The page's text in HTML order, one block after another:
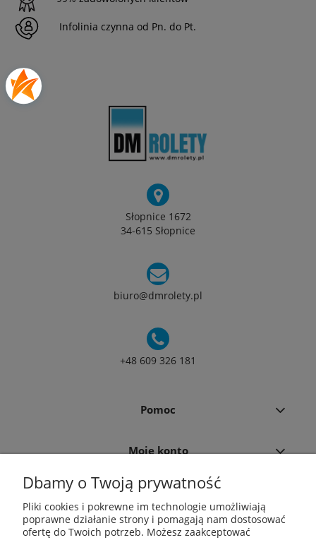
Infolinia czynna od Pn. do Pt.
Słopnice 1672
34-615 Słopnice
biuro@dmrolety.pl
+48 609 326 181
Pomoc
Moje konto
Płatności i dostawa
O nas
Dbamy o Twoją prywatność
Pliki cookies i pokrewne im technologie umożliwiają
poprawne działanie strony i pomagają nam dostosować
ofertę do Twoich potrzeb. Możesz zaakceptować